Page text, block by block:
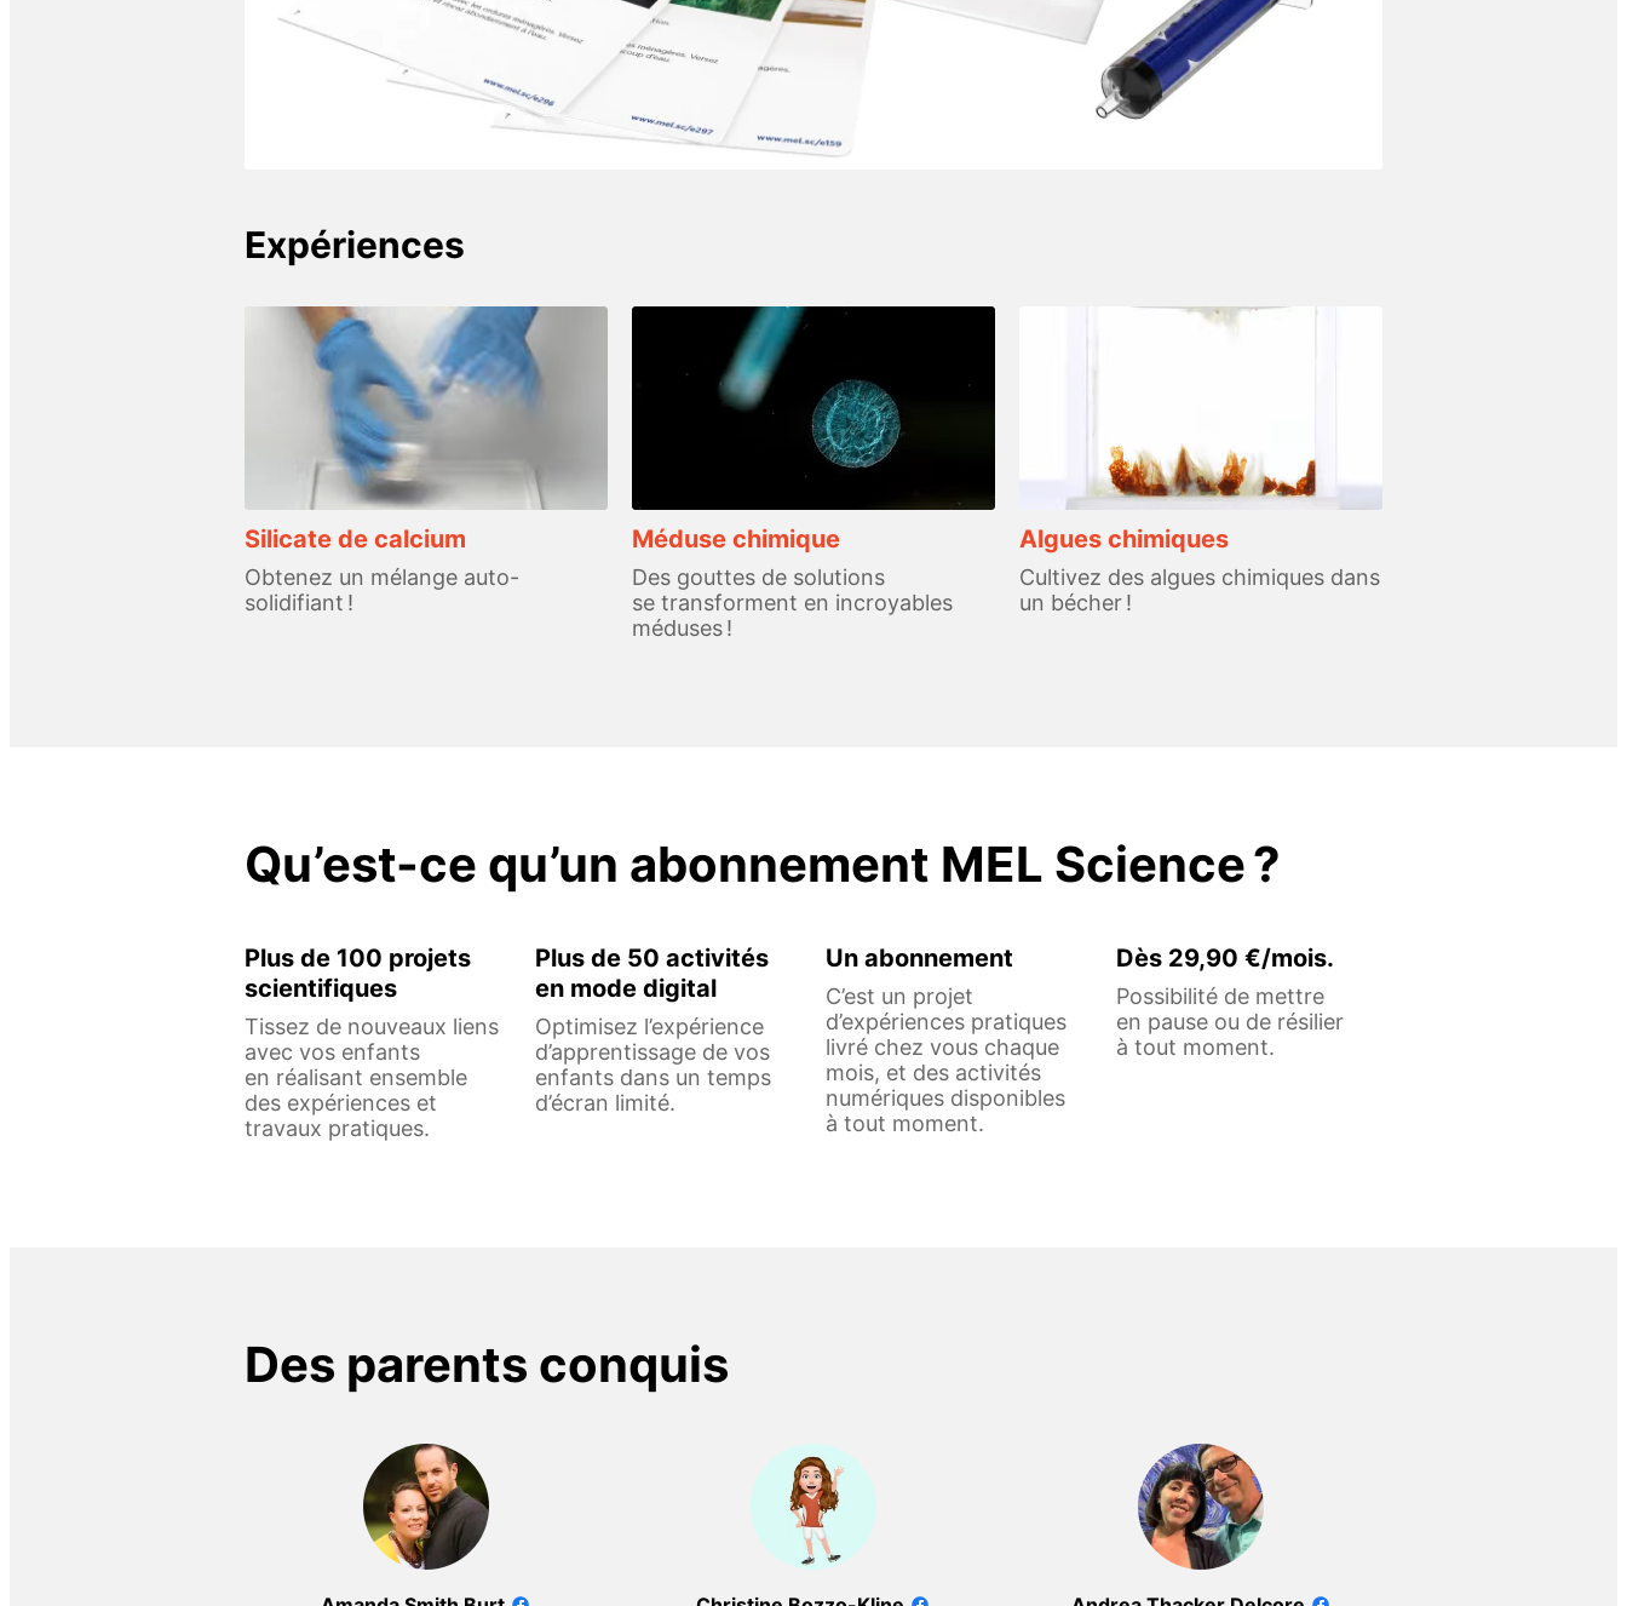
Expériences
Silicate de calcium
Obtenez un mélange auto-
solidifiant !
Méduse chimique
Des gouttes de solutions
se transforment en incroyables
méduses !
Algues chimiques
Cultivez des algues chimiques dans
un bécher !
Qu’est-ce qu’un abonnement MEL Science ?
Plus de 100 projets
scientifiques
Tissez de nouveaux liens
avec vos enfants
en réalisant ensemble
des expériences et
travaux pratiques.
Plus de 50 activités
en mode digital
Optimisez l’expérience
d’apprentissage de vos
enfants dans un temps
d’écran limité.
Un abonnement
C’est un projet
d’expériences pratiques
livré chez vous chaque
mois, et des activités
numériques disponibles
à tout moment.
Dès 29,90 €/mois.
Possibilité de mettre
en pause ou de résilier
à tout moment.
Des parents conquis